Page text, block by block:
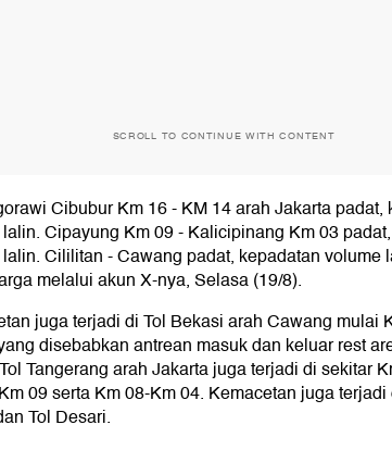
SCROLL TO CONTINUE WITH CONTENT
Cibubur Km 16 - KM 14 arah Jakarta padat,
Cipayung Km 09 - Kalicipinang Km 03
Cililitan - Cawang padat, kepadatan volume
melalui akun X-nya, Selasa (19/8).
juga terjadi di Tol Bekasi arah Cawang mulai
disebabkan antrean masuk dan keluar rest
Tangerang arah Jakarta juga terjadi di sekitar
09 serta Km 08-Km 04. Kemacetan juga terjadi
Tol Desari.